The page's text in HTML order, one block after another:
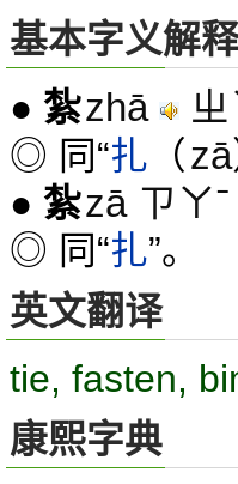
基本字义解释
● 紮zhā ㄓ
◎ 同“扎 （zā
● 紮zā ㄗㄚˉ
◎ 同“扎”。
英文翻译
tie, fasten,
康熙字典